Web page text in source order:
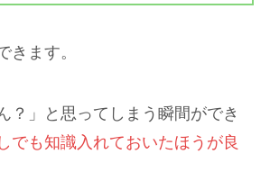
きます。
？」と思ってしまう瞬間ができ
でも知識入れておいたほうが良